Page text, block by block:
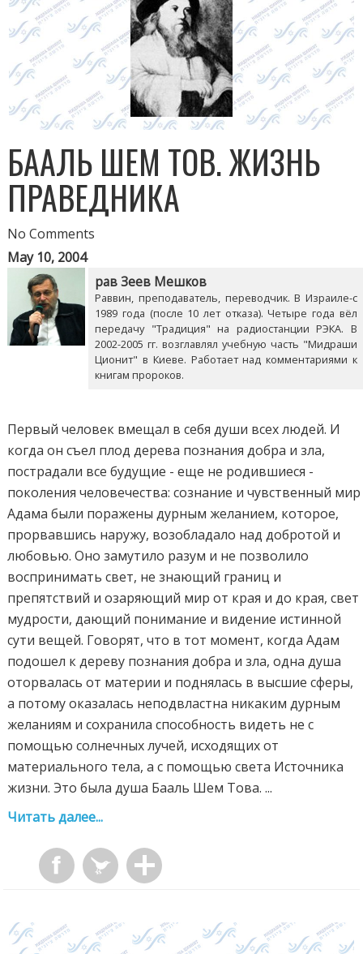
БААЛЬ ШЕМ ТОВ. ЖИЗНЬ
ПРАВЕДНИКА
No Comments
May 10, 2004
рав Зеев Мешков
Раввин, преподаватель, переводчик. В Израиле-с
1989 года (после 10 лет отказа). Четыре года вёл
передачу "Традиция" на радиостанции РЭКА. В
2002-2005 гг. возглавлял учебную часть "Мидраши
Ционит" в Киеве. Работает над комментариями к
книгам пророков.
Первый человек вмещал в себя души всех людей. И
когда он съел плод дерева познания добра и зла,
пострадали все будущие - еще не родившиеся -
поколения человечества: сознание и чувственный мир
Адама были поражены дурным желанием, которое,
прорвавшись наружу, возобладало над добротой и
любовью. Оно замутило разум и не позволило
воспринимать свет, не знающий границ и
препятствий и озаряющий мир от края и до края, свет
мудрости, дающий понимание и видение истинной
сути вещей. Говорят, что в тот момент, когда Адам
подошел к дереву познания добра и зла, одна душа
оторвалась от материи и поднялась в высшие сферы,
а потому оказалась неподвластна никаким дурным
желаниям и сохранила способность видеть не с
помощью солнечных лучей, исходящих от
материального тела, а с помощью света Источника
жизни. Это была душа Бааль Шем Това. ...
Читать далее...